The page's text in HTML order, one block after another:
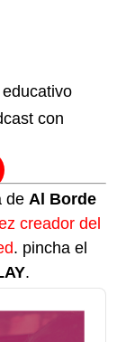
con
deAl Borde
creador del
. pincha el
.